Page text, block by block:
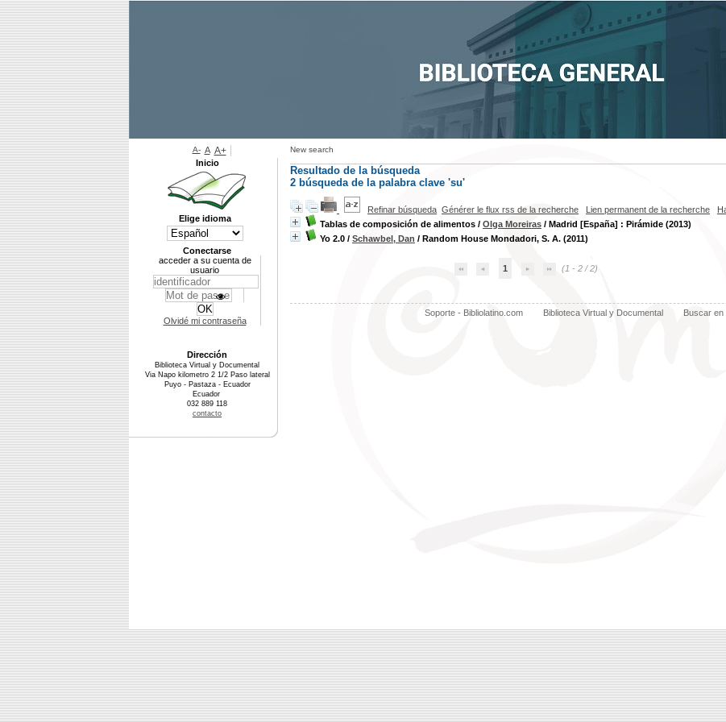
New search
Resultado de la búsqueda
2 búsqueda de la palabra clave 'su'
Refinar búsqueda Générer le flux rss de la recherche Lien permanent de la recherche
Tablas de composición de alimentos / Olga Moreiras / Madrid [España] : Pirámide (2013)
Yo 2.0 / Schawbel, Dan / Random House Mondadori, S. A. (2011)
1 (1 - 2 / 2)
Soporte - Bibliolatino.com Biblioteca Virtual y Documental Buscar en
A- A A+
Inicio
Elige idioma
Conectarse
acceder a su cuenta de
usuario
Olvidé mi contraseña
Dirección
Biblioteca Virtual y Documental
Via Napo kilometro 2 1/2 Paso lateral
Puyo - Pastaza - Ecuador
Ecuador
032 889 118
contacto